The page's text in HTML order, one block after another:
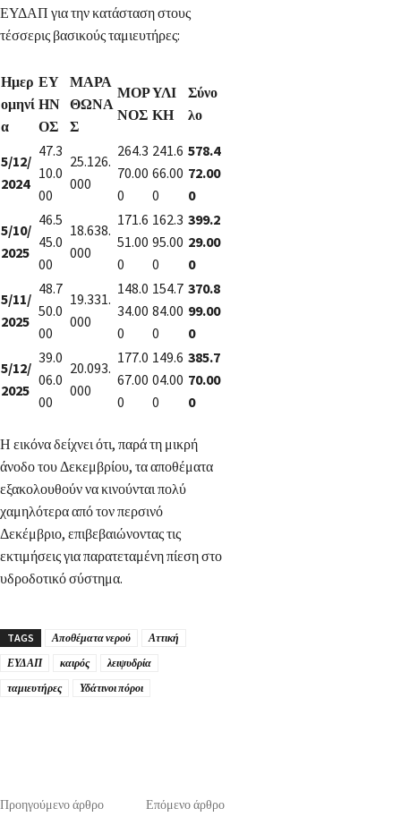
ΕΥΔΑΠ για την κατάσταση στους
τέσσερις βασικούς ταμιευτήρες:
Ημερ
ομηνί
α
ΕΥ
ΗΝ
ΟΣ
ΜΑΡΑ
ΘΩΝΑ
Σ
ΜΟΡ
ΝΟΣ
ΥΛΙ
ΚΗ
Σύνο
λο
5/12/
2024
47.3
10.0
00
25.126.
000
264.3
70.00
0
241.6
66.00
0
578.4
72.00
0
5/10/
2025
46.5
45.0
00
18.638.
000
171.6
51.00
0
162.3
95.00
0
399.2
29.00
0
5/11/
2025
48.7
50.0
00
19.331.
000
148.0
34.00
0
154.7
84.00
0
370.8
99.00
0
5/12/
2025
39.0
06.0
00
20.093.
000
177.0
67.00
0
149.6
04.00
0
385.7
70.00
0
Η εικόνα δείχνει ότι, παρά τη μικρή
άνοδο του Δεκεμβρίου, τα αποθέματα
εξακολουθούν να κινούνται πολύ
χαμηλότερα από τον περσινό
Δεκέμβριο, επιβεβαιώνοντας τις
εκτιμήσεις για παρατεταμένη πίεση στο
υδροδοτικό σύστημα.
TAGS Αποθέματα νερού
Αττική
ΕΥΔΑΠ
καιρός
λειψυδρία
ταμιευτήρες
Υδάτινοι πόροι
Προηγούμενο άρθρο Επόμενο άρθρο